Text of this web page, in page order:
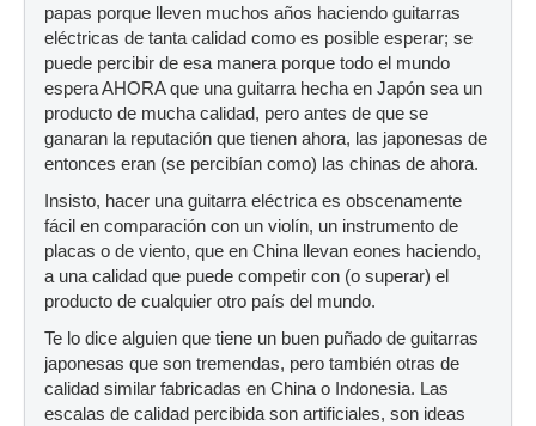
papas porque lleven muchos años haciendo guitarras
eléctricas de tanta calidad como es posible esperar; se
puede percibir de esa manera porque todo el mundo
espera AHORA que una guitarra hecha en Japón sea un
producto de mucha calidad, pero antes de que se
ganaran la reputación que tienen ahora, las japonesas de
entonces eran (se percibían como) las chinas de ahora.
Insisto, hacer una guitarra eléctrica es obscenamente
fácil en comparación con un violín, un instrumento de
placas o de viento, que en China llevan eones haciendo,
a una calidad que puede competir con (o superar) el
producto de cualquier otro país del mundo.
Te lo dice alguien que tiene un buen puñado de guitarras
japonesas que son tremendas, pero también otras de
calidad similar fabricadas en China o Indonesia. Las
escalas de calidad percibida son artificiales, son ideas